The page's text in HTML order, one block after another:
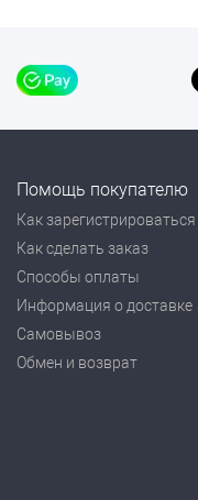
Помощь покупателю
Как зарегистрироваться
Как сделать заказ
Способы оплаты
Информация о доставке
Самовывоз
Обмен и возврат